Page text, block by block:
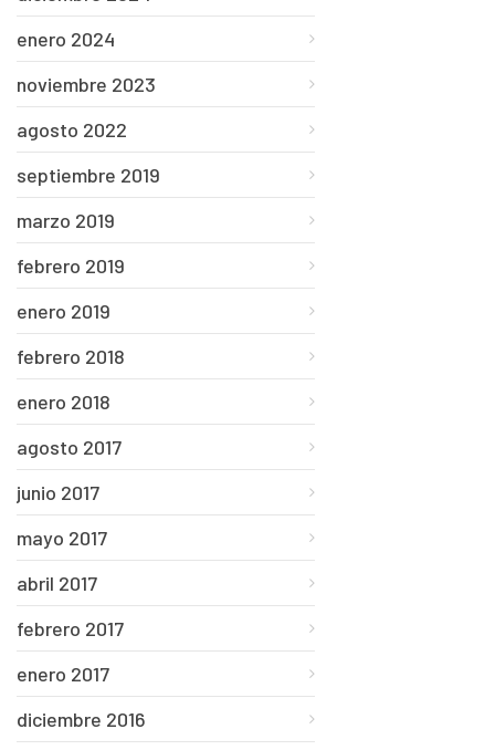
enero 2024
noviembre 2023
agosto 2022
septiembre 2019
marzo 2019
febrero 2019
enero 2019
febrero 2018
enero 2018
agosto 2017
junio 2017
mayo 2017
abril 2017
febrero 2017
enero 2017
diciembre 2016